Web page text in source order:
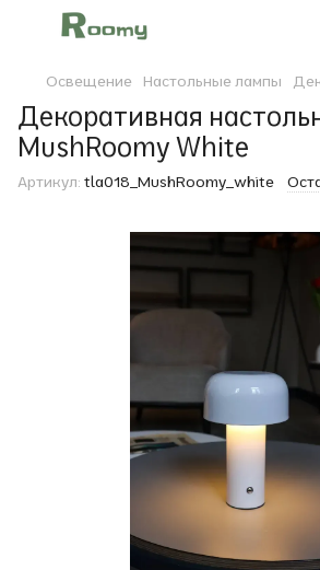
Освещение Настольные лампы
Декоративная
MushRoomy White
Артикул: tla018_MushRoomy_white